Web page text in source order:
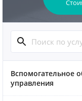
Вспомогательное
управления